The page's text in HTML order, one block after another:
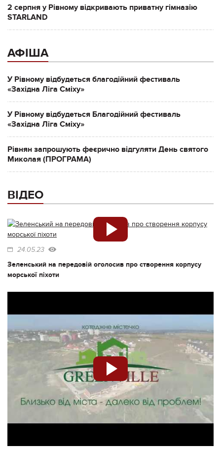
2 серпня у Рівному відкривають приватну гімназію
STARLAND
АФІША
У Рівному відбудеться благодійний фестиваль
«Західна Ліга Сміху»
У Рівному відбудеться Благодійний фестиваль
«Західна Ліга Сміху»
Рівнян запрошують феєрично відгуляти День святого
Миколая (ПРОГРАМА)
ВІДЕО
24.05.23
Зеленський на передовій оголосив про створення корпусу
морської піхоти